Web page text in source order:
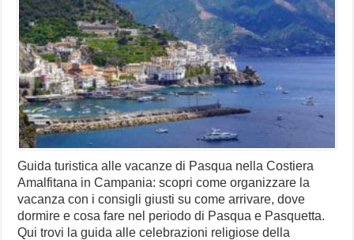
Guida turistica alle vacanze di Pasqua nella Costiera
Amalfitana in Campania: scopri come organizzare la
vacanza con i consigli giusti su come arrivare, dove
dormire e cosa fare nel periodo di Pasqua e Pasquetta.
Qui trovi la guida alle celebrazioni religiose della